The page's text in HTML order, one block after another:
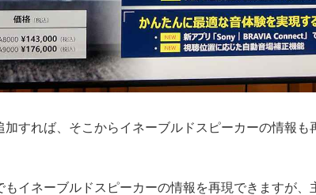
すれば、そこからイネーブルドスピーカーの情報も
イネーブルドスピーカーの情報を再現できますが、